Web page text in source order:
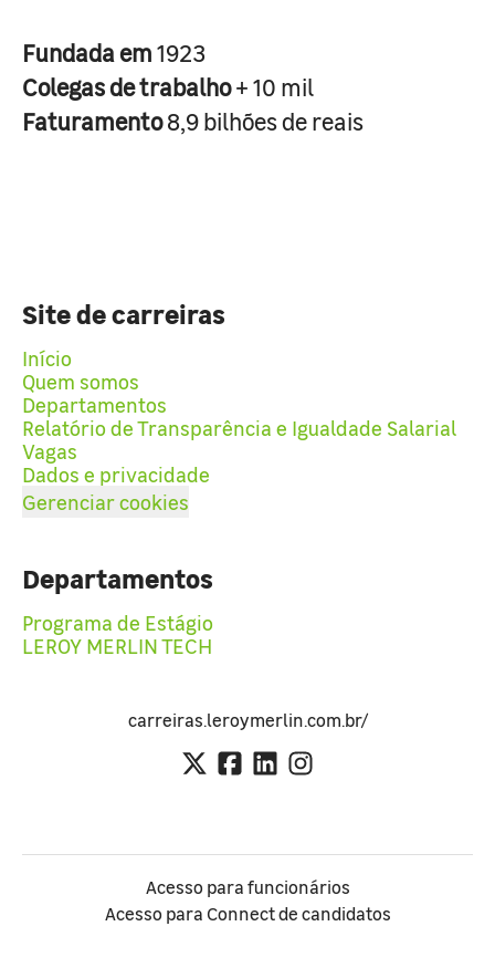
Fundada em1923
Colegas de trabalho+ 10 mil
Faturamento8,9 bilhões de reais
Site de carreiras
Início
Quem somos
Departamentos
Relatório de Transparência e Igualdade Salarial
Vagas
Dados e privacidade
Gerenciar cookies
Departamentos
Programa de Estágio
LEROY MERLIN TECH
carreiras.leroymerlin.com.br/
Acesso para funcionários
Acesso para Connect de candidatos